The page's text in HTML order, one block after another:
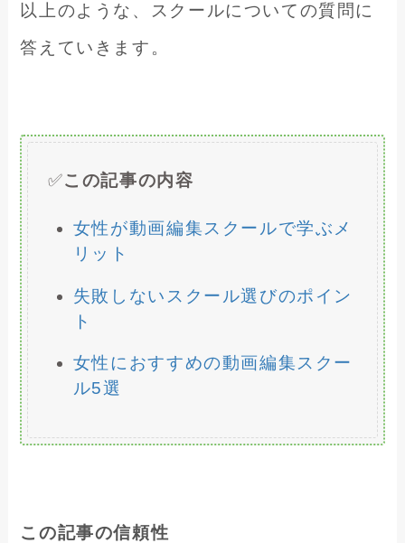
以上のような、スクールについての質問に
答えていきます。
✅この記事の内容
女性が動画編集スクールで学ぶメ
リット
失敗しないスクール選びのポイン
ト
女性におすすめの動画編集スクー
ル5選
この記事の信頼性